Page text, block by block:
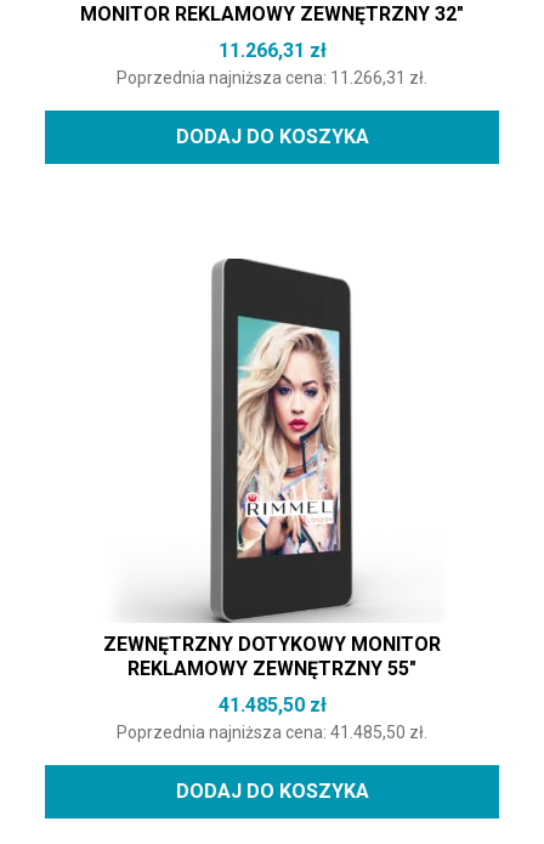
MONITOR REKLAMOWY ZEWNĘTRZNY 32″
11.266,31 zł
Poprzednia najniższa cena: 11.266,31 zł
DODAJ DO KOSZYKA
ZEWNĘTRZNY DOTYKOWY MONITOR
REKLAMOWY ZEWNĘTRZNY 55″
41.485,50 zł
Poprzednia najniższa cena: 41.485,50 zł
DODAJ DO KOSZYKA